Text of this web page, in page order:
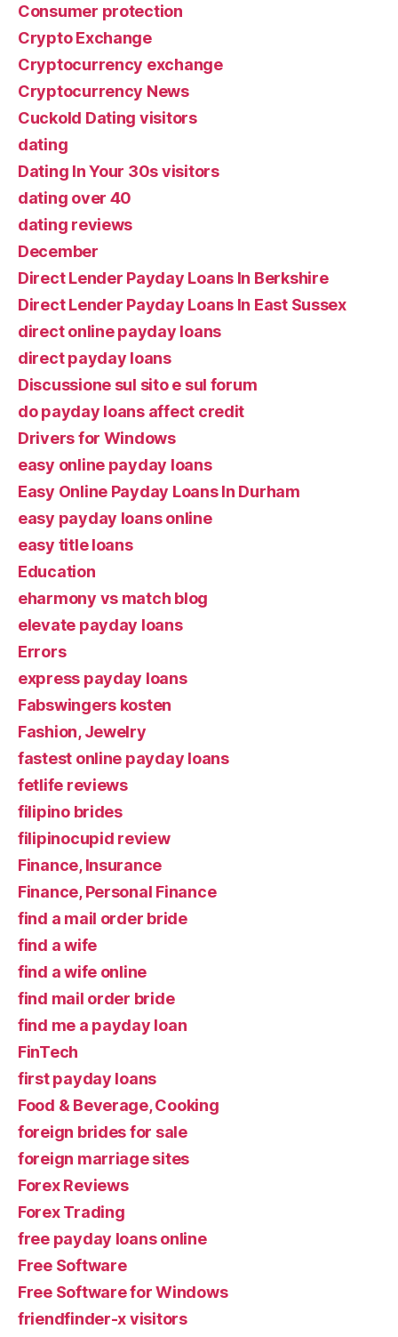
Consumer protection
Crypto Exchange
Cryptocurrency exchange
Cryptocurrency News
Cuckold Dating visitors
dating
Dating In Your 30s visitors
dating over 40
dating reviews
December
Direct Lender Payday Loans In Berkshire
Direct Lender Payday Loans In East Sussex
direct online payday loans
direct payday loans
Discussione sul sito e sul forum
do payday loans affect credit
Drivers for Windows
easy online payday loans
Easy Online Payday Loans In Durham
easy payday loans online
easy title loans
Education
eharmony vs match blog
elevate payday loans
Errors
express payday loans
Fabswingers kosten
Fashion, Jewelry
fastest online payday loans
fetlife reviews
filipino brides
filipinocupid review
Finance, Insurance
Finance, Personal Finance
find a mail order bride
find a wife
find a wife online
find mail order bride
find me a payday loan
FinTech
first payday loans
Food & Beverage, Cooking
foreign brides for sale
foreign marriage sites
Forex Reviews
Forex Trading
free payday loans online
Free Software
Free Software for Windows
friendfinder-x visitors